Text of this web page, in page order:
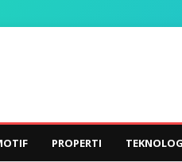
PROPERTI